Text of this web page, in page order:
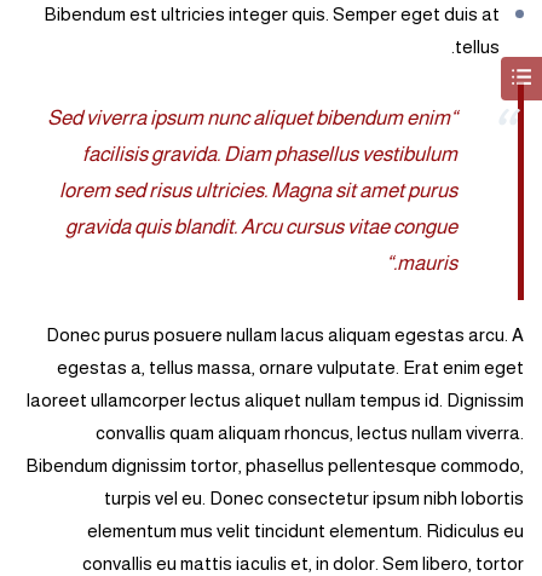
Bibendum est ultricies integer quis. Semper eget duis at
tellus.
“Sed viverra ipsum nunc aliquet bibendum enim
facilisis gravida. Diam phasellus vestibulum
lorem sed risus ultricies. Magna sit amet purus
gravida quis blandit. Arcu cursus vitae congue
mauris.“
Donec purus posuere nullam lacus aliquam egestas arcu. A
egestas a, tellus massa, ornare vulputate. Erat enim eget
laoreet ullamcorper lectus aliquet nullam tempus id. Dignissim
convallis quam aliquam rhoncus, lectus nullam viverra.
Bibendum dignissim tortor, phasellus pellentesque commodo,
turpis vel eu. Donec consectetur ipsum nibh lobortis
elementum mus velit tincidunt elementum. Ridiculus eu
convallis eu mattis iaculis et, in dolor. Sem libero, tortor